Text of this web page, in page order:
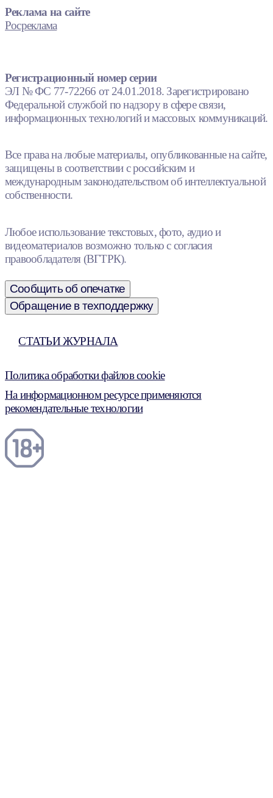
Реклама на сайте
Росреклама
Регистрационный номер серии
ЭЛ № ФС 77-72266 от 24.01.2018. Зарегистрировано
Федеральной службой по надзору в сфере связи,
информационных технологий и массовых коммуникаций.
Все права на любые материалы, опубликованные на сайте,
защищены в соответствии с российским и
международным законодательством об интеллектуальной
собственности.
Любое использование текстовых, фото, аудио и
видеоматериалов возможно только с согласия
правообладателя (ВГТРК).
Сообщить об опечатке
Обращение в техподдержку
СТАТЬИ ЖУРНАЛА
Политика обработки файлов cookie
На информационном ресурсе применяются
рекомендательные технологии